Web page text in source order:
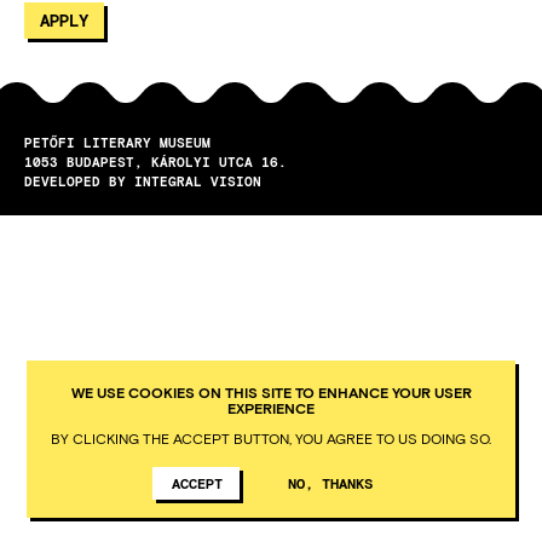
PETŐFI LITERARY MUSEUM
1053
BUDAPEST
KÁROLYI UTCA 16.
DEVELOPED BY INTEGRAL VISION
WE USE COOKIES ON THIS SITE TO ENHANCE YOUR USER
EXPERIENCE
BY CLICKING THE ACCEPT BUTTON, YOU AGREE TO US DOING SO.
ACCEPT NO, THANKS